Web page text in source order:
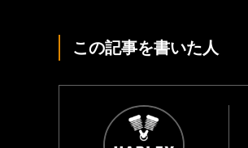
この記事を書いた人